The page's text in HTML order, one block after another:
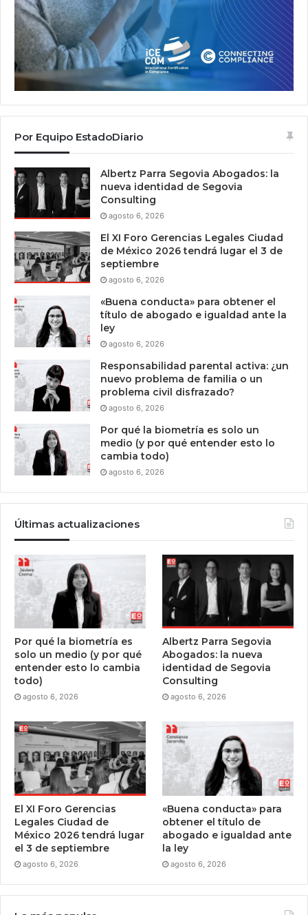
Por Equipo EstadoDiario
Albertz Parra Segovia Abogados: la
nueva identidad de Segovia
Consulting
agosto 6, 2026
El XI Foro Gerencias Legales Ciudad
de México 2026 tendrá lugar el 3 de
septiembre
agosto 6, 2026
«Buena conducta» para obtener el
título de abogado e igualdad ante la
ley
agosto 6, 2026
Responsabilidad parental activa: ¿un
nuevo problema de familia o un
problema civil disfrazado?
agosto 6, 2026
Por qué la biometría es solo un
medio (y por qué entender esto lo
cambia todo)
agosto 6, 2026
Últimas actualizaciones
Por qué la biometría es
solo un medio (y por qué
entender esto lo cambia
todo)
agosto 6, 2026
Albertz Parra Segovia
Abogados: la nueva
identidad de Segovia
Consulting
agosto 6, 2026
El XI Foro Gerencias
Legales Ciudad de
México 2026 tendrá lugar
el 3 de septiembre
agosto 6, 2026
«Buena conducta» para
obtener el título de
abogado e igualdad ante
la ley
agosto 6, 2026